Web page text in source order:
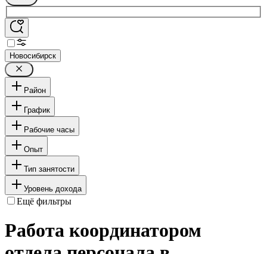
Новосибирск
Район
График
Рабочие часы
Опыт
Тип занятости
Уровень дохода
Ещё фильтры
Работа координатором